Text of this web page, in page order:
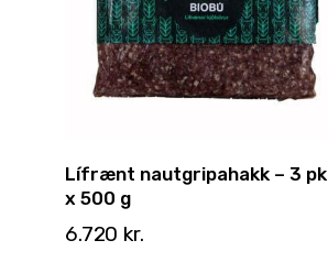
Lífrænt nautgripahakk – 3 pk
x 500 g
6.720 kr.